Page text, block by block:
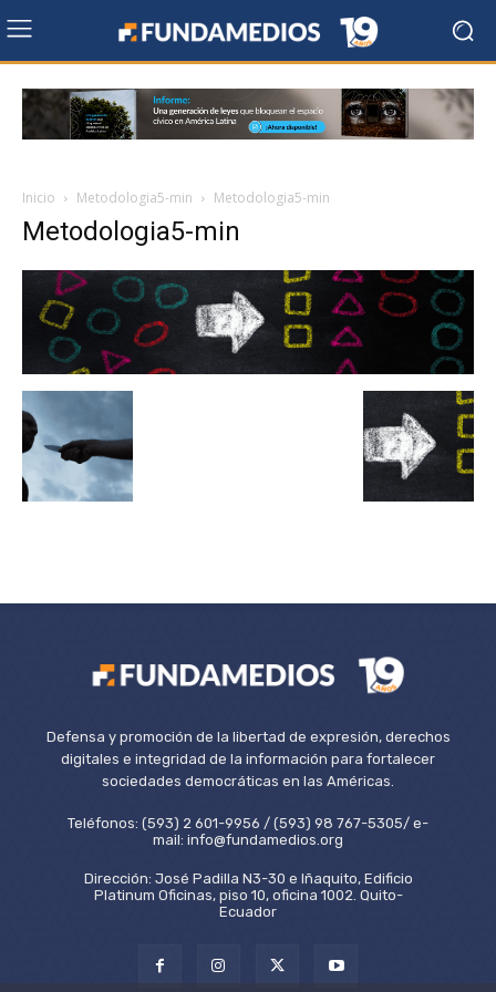
Inicio Metodologia5-min Metodologia5-min
Metodologia5-min
Defensa y promoción de la libertad de expresión, derechos
digitales e integridad de la información para fortalecer
sociedades democráticas en las Américas.
Teléfonos: (593) 2 601-9956 / (593) 98 767-5305/ e-
mail: info@fundamedios.org
Dirección: José Padilla N3-30 e Iñaquito, Edificio
Platinum Oficinas, piso 10, oficina 1002. Quito-
Ecuador